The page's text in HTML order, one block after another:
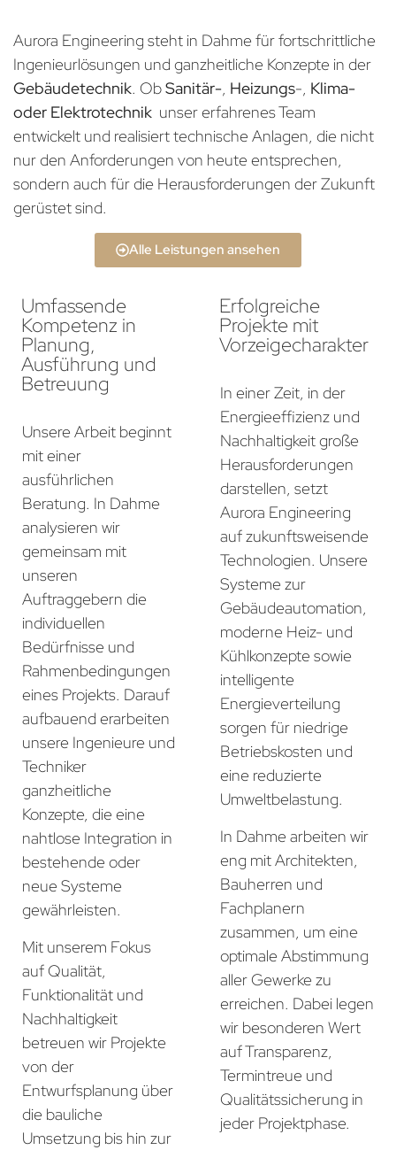
Aurora Engineering steht in Dahme für fortschrittliche
Ingenieurlösungen und ganzheitliche Konzepte in der
Gebäudetechnik. ObSanitär-, Heizungs-, Klima-
oder Elektrotechnik unser erfahrenes Team
entwickelt und realisiert technische Anlagen, die nicht
nur den Anforderungen von heute entsprechen,
sondern auch für die Herausforderungen der Zukunft
gerüstet sind.
Alle Leistungen ansehen
Umfassende
Kompetenz in
Planung,
Ausführung und
Betreuung
Unsere Arbeit beginnt
mit einer
ausführlichen
Beratung. In Dahme
analysieren wir
gemeinsam mit
unseren
Auftraggebern die
individuellen
Bedürfnisse und
Rahmenbedingungen
eines Projekts. Darauf
aufbauend erarbeiten
unsere Ingenieure und
Techniker
ganzheitliche
Konzepte, die eine
nahtlose Integration in
bestehende oder
neue Systeme
gewährleisten.
Mit unserem Fokus
auf Qualität,
Funktionalität und
Nachhaltigkeit
betreuen wir Projekte
von der
Entwurfsplanung über
die bauliche
Umsetzung bis hin zur
Erfolgreiche
Projekte mit
Vorzeigecharakter
In einer Zeit, in der
Energieeffizienz und
Nachhaltigkeit große
Herausforderungen
darstellen, setzt
Aurora Engineering
auf zukunftsweisende
Technologien. Unsere
Systeme zur
Gebäudeautomation,
moderne Heiz- und
Kühlkonzepte sowie
intelligente
Energieverteilung
sorgen für niedrige
Betriebskosten und
eine reduzierte
Umweltbelastung.
In Dahme arbeiten wir
eng mit Architekten,
Bauherren und
Fachplanern
zusammen, um eine
optimale Abstimmung
aller Gewerke zu
erreichen. Dabei legen
wir besonderen Wert
auf Transparenz,
Termintreue und
Qualitätssicherung in
jeder Projektphase.